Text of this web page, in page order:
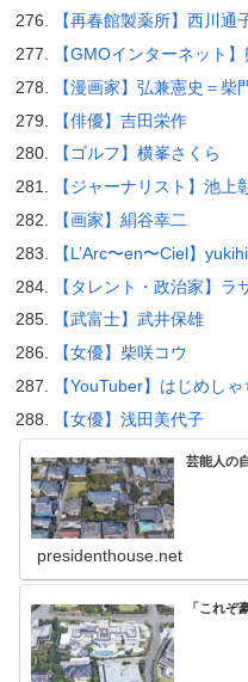
【再春館製薬所】西川通
【GMOインターネット
【漫画家】弘兼憲史＝柴
【俳優】吉田栄作
【ゴルフ】横峯さくら
【ジャーナリスト】池上
【画家】絹谷幸二
【L’Arc〜en〜Ciel】
【タレント・政治家】ラ
【武富士】武井保雄
【女優】柴咲コウ
【YouTuber】はじめし
【女優】浅田美代子
芸能人の
presidenthouse.net
「これぞ